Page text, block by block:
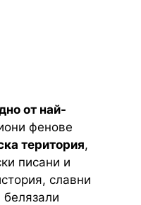
от най-
фенове
територия,
писани и
славни